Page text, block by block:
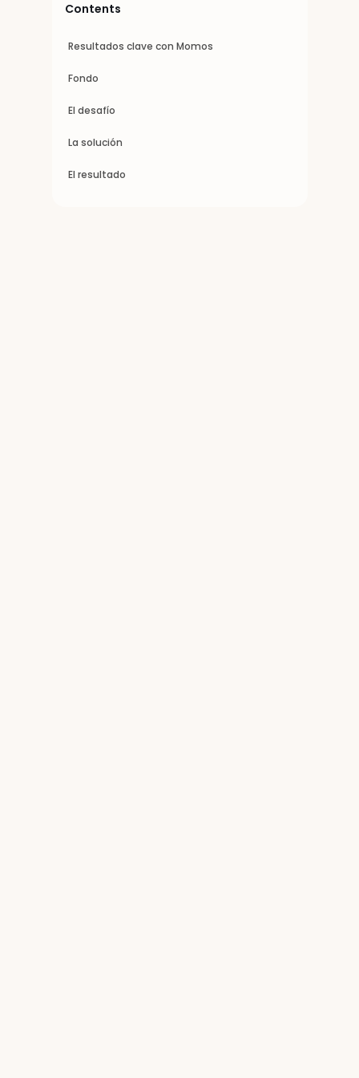
Contents
Resultados clave con Momos
Fondo
El desafío
La solución
El resultado